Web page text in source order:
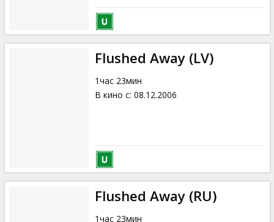
Flushed Away (LV)
1час 23мин
В кино с: 08.12.2006
Flushed Away (RU)
1час 23мин